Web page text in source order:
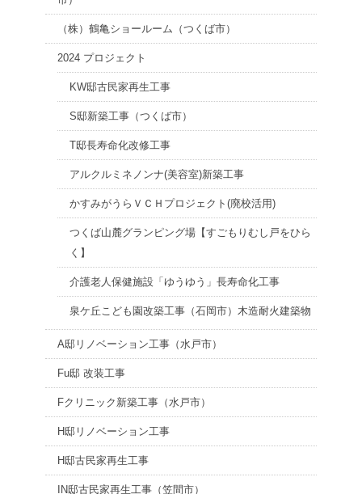
（株）鶴亀ショールーム（つくば市）
2024 プロジェクト
KW邸古民家再生工事
S邸新築工事（つくば市）
T邸長寿命化改修工事
アルクルミネノンナ(美容室)新築工事
かすみがうらＶＣＨプロジェクト(廃校活用)
つくば山麓グランピング場【すごもりむし戸をひら
く】
介護老人保健施設「ゆうゆう」長寿命化工事
泉ケ丘こども園改築工事（石岡市）木造耐火建築物
A邸リノベーション工事（水戸市）
Fu邸 改装工事
Fクリニック新築工事（水戸市）
H邸リノベーション工事
H邸古民家再生工事
IN邸古民家再生工事（笠間市）